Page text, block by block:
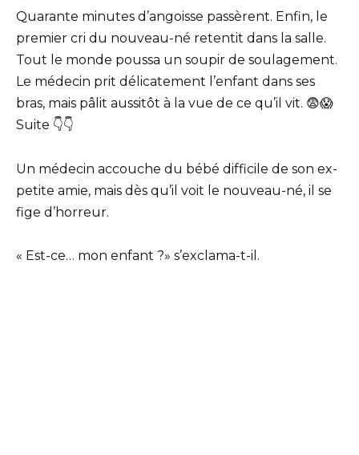
Quarante minutes d’angoisse passèrent. Enfin, le
premier cri du nouveau-né retentit dans la salle.
Tout le monde poussa un soupir de soulagement.
Le médecin prit délicatement l’enfant dans ses
bras, mais pâlit aussitôt à la vue de ce qu’il vit. 😨😱
Suite 👇👇
Un médecin accouche du bébé difficile de son ex-
petite amie, mais dès qu’il voit le nouveau-né, il se
fige d’horreur.
« Est-ce… mon enfant ?» s’exclama-t-il.